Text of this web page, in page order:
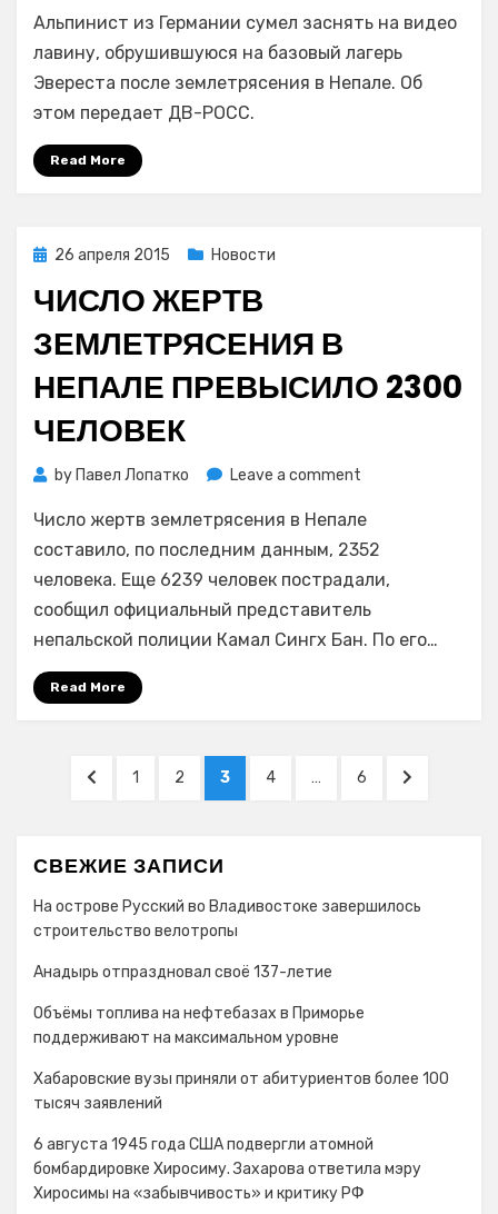
снял
на
видео
Альпинист из Германии сумел заснять на видео
лавину, обрушившуюся на базовый лагерь
Эвереста после землетрясения в Непале. Об
этом передает ДВ-РОСС.
Read More
Posted
26 апреля 2015 Новости
ЧИСЛО ЖЕРТВ
ЗЕМЛЕТРЯСЕНИЯ В
НЕПАЛЕ ПРЕВЫСИЛО 2300
ЧЕЛОВЕК
by Павел Лопатко Leave a comment
жертв
землетрясения
в
превысило
2300
Число жертв землетрясения в Непале
составило, по последним данным, 2352
человека. Еще 6239 человек пострадали,
сообщил официальный представитель
непальской полиции Камал Сингх Бан. По его…
Read More
Навигация
PREVIOUS
PAGE
1 PAGE
2 PAGE
3 PAGE
4 … PAGE
6
NEXT
СВЕЖИЕ ЗАПИСИ
На острове Русский во Владивостоке завершилось
строительство велотропы
Анадырь отпраздновал своё 137-летие
Объёмы топлива на нефтебазах в Приморье
поддерживают на максимальном уровне
Хабаровские вузы приняли от абитуриентов более 100
тысяч заявлений
6 августа 1945 года США подвергли атомной
бомбардировке Хиросиму. Захарова ответила мэру
Хиросимы на «забывчивость» и критику РФ